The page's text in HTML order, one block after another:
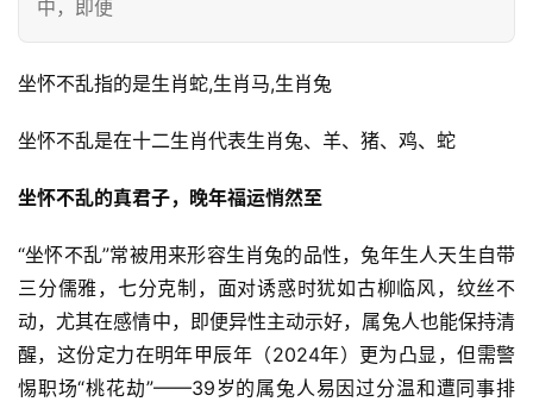
中，即便
坐怀不乱指的是生肖蛇,生肖马,生肖兔
坐怀不乱是在十二生肖代表生肖兔、羊、猪、鸡、蛇
坐怀不乱的真君子，晚年福运悄然至
“坐怀不乱”常被用来形容生肖兔的品性，兔年生人天生自带
三分儒雅，七分克制，面对诱惑时犹如古柳临风，纹丝不
动，尤其在感情中，即便异性主动示好，属兔人也能保持清
醒，这份定力在明年甲辰年（2024年）更为凸显，但需警
惕职场“桃花劫”——39岁的属兔人易因过分温和遭同事排